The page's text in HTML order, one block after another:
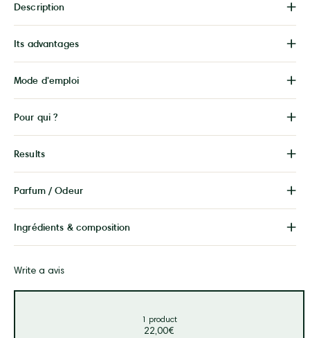
Description
Its advantages
Mode d'emploi
Pour qui ?
Results
Parfum / Odeur
Ingrédients & composition
Write a avis
1 product
22,00€